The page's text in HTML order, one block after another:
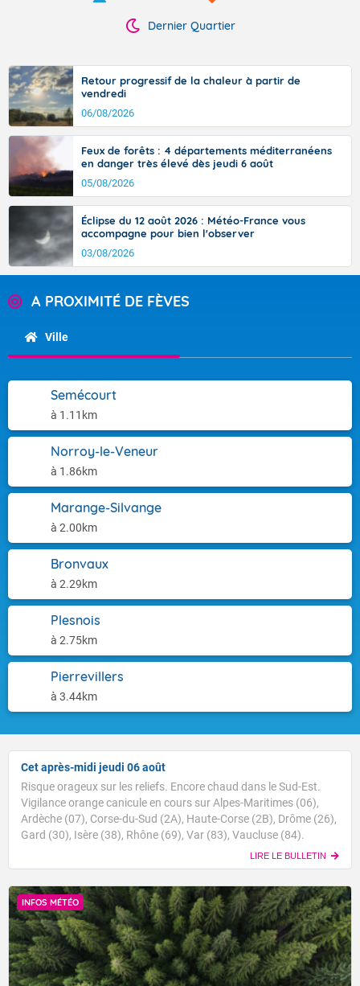
Dernier Quartier
Retour progressif de la chaleur à partir de
vendredi
06/08/2026
Feux de forêts : 4 départements méditerranéens
en danger très élevé dès jeudi 6 août
05/08/2026
Éclipse du 12 août 2026 : Météo-France vous
accompagne pour bien l'observer
03/08/2026
A PROXIMITÉ DE FÈVES
Ville
Semécourt
à 1.11km
Norroy-le-Veneur
à 1.86km
Marange-Silvange
à 2.00km
Bronvaux
à 2.29km
Plesnois
à 2.75km
Pierrevillers
à 3.44km
Cet après-midi jeudi 06 août
Risque orageux sur les reliefs. Encore chaud dans le Sud-Est.
Vigilance orange canicule en cours sur Alpes-Maritimes (06),
Ardèche (07), Corse-du-Sud (2A), Haute-Corse (2B), Drôme (26),
Gard (30), Isère (38), Rhône (69), Var (83), Vaucluse (84).
LIRE LE BULLETIN
INFOS MÉTÉO